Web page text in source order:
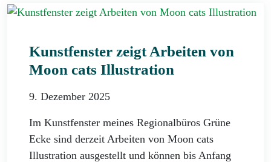
Kunstfenster zeigt Arbeiten von
Moon cats Illustration
9. Dezember 2025
Im Kunstfenster meines Regionalbüros Grüne
Ecke sind derzeit Arbeiten von Moon cats
Illustration ausgestellt und können bis Anfang